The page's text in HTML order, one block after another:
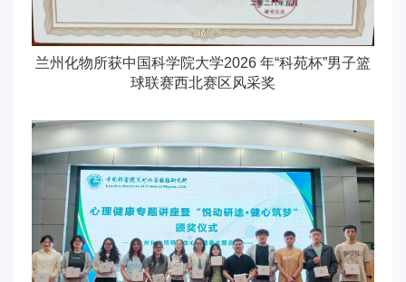
兰州化物所获中国科学院大学2026 年“科苑杯”男子篮
球联赛西北赛区风采奖